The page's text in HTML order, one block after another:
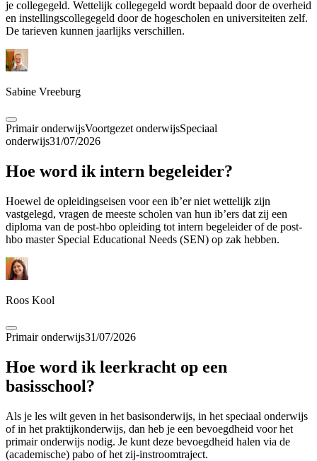
je collegegeld. Wettelijk collegegeld wordt bepaald door de overheid
en instellingscollegegeld door de hogescholen en universiteiten zelf.
De tarieven kunnen jaarlijks verschillen.
Sabine Vreeburg
Primair onderwijsVoortgezet onderwijsSpeciaal
onderwijs31/07/2026
Hoe word ik intern begeleider?
Hoewel de opleidingseisen voor een ib’er niet wettelijk zijn
vastgelegd, vragen de meeste scholen van hun ib’ers dat zij een
diploma van de post-hbo opleiding tot intern begeleider of de post-
hbo master Special Educational Needs (SEN) op zak hebben.
Roos Kool
Primair onderwijs31/07/2026
Hoe word ik leerkracht op een
basisschool?
Als je les wilt geven in het basisonderwijs, in het speciaal onderwijs
of in het praktijkonderwijs, dan heb je een bevoegdheid voor het
primair onderwijs nodig. Je kunt deze bevoegdheid halen via de
(academische) pabo of het zij-instroomtraject.